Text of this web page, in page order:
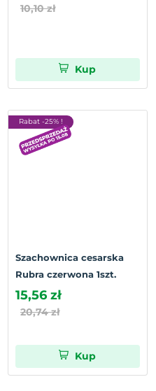
10,10 zł
Kup
Rabat -25% !
Szachownica cesarska
Rubra czerwona 1szt.
15,56 zł
20,74 zł
Kup